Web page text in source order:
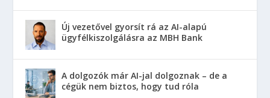
Új vezetővel gyorsít rá az AI-alapú
ügyfélkiszolgálásra az MBH Bank
A dolgozók már AI-jal dolgoznak – de a
cégük nem biztos, hogy tud róla